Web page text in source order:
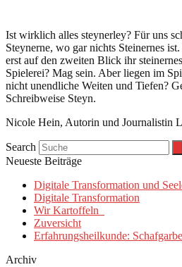
Ist wirklich alles steynerley? Für uns
Steynerne, wo gar nichts Steinernes
erst auf den zweiten Blick ihr
Spielerei? Mag sein. Aber liegen im
nicht unendliche Weiten und Tiefen?
Schreibweise Steyn.
Nicole Hein, Autorin und Journalistin
Search
Neueste Beiträge
Digitale Transformation und
Digitale Transformation
Wir Kartoffeln
Zuversicht
Erfahrungsheilkunde: Schafgarbe
Archiv